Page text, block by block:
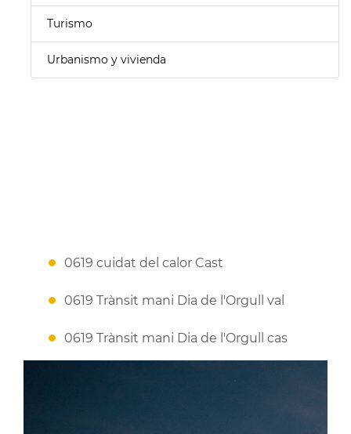
Turismo
Urbanismo y vivienda
0619 cuidat del calor Cast
0619 Trànsit mani Dia de l'Orgull val
0619 Trànsit mani Dia de l'Orgull cas